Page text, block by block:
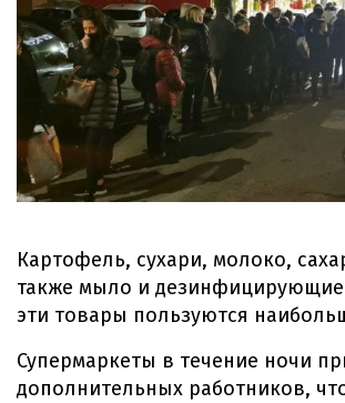
Картофель, сухари, молоко,
также мыло и дезинфицирующие
эти товары пользуются
Супермаркеты в течение ночи
дополнительных работников,